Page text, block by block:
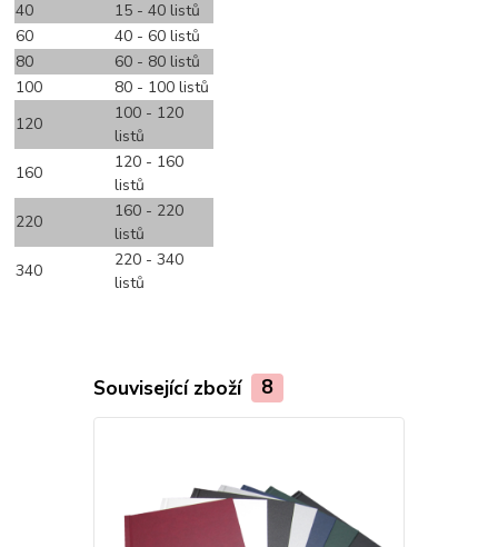
40
15 - 40 listů
60
40 - 60 listů
80
60 - 80 listů
100
80 - 100 listů
120
100 - 120
listů
160
120 - 160
listů
220
160 - 220
listů
340
220 - 340
listů
Související zboží 8